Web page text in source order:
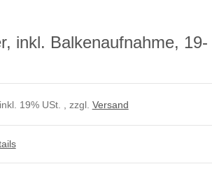
inkl. Balkenaufnahme, 19-
inkl. 19% USt. , zzgl. Versand